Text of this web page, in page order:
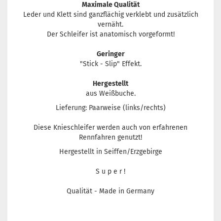
Maximale Qualität
Leder und Klett sind ganzflächig verklebt und zusätzlich
vernäht.
Der Schleifer ist anatomisch vorgeformt!
Geringer
"Stick - Slip" Effekt.
Hergestellt
aus Weißbuche.
Lieferung: Paarweise (links/rechts)
Diese Knieschleifer werden auch von erfahrenen
Rennfahren genutzt!
Hergestellt in Seiffen/Erzgebirge
S u p e r !
Qualität - Made in Germany